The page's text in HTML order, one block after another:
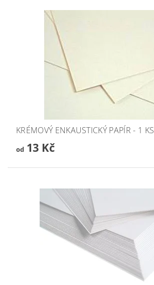
KRÉMOVÝ ENKAUSTICKÝ PAPÍR - 1 KS
od13 Kč